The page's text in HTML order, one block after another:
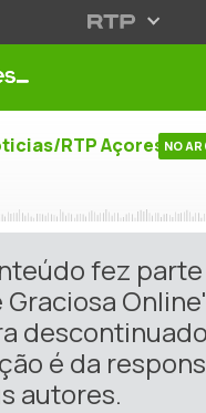
RTP Açores NO AR
fez
é da
autores.